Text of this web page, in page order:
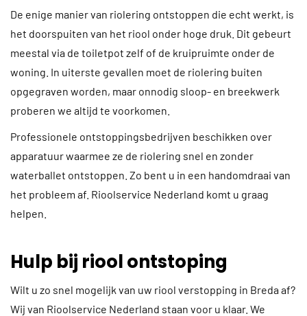
De enige manier van riolering ontstoppen die echt werkt, is
het doorspuiten van het riool onder hoge druk. Dit gebeurt
meestal via de toiletpot zelf of de kruipruimte onder de
woning. In uiterste gevallen moet de riolering buiten
opgegraven worden, maar onnodig sloop- en breekwerk
proberen we altijd te voorkomen.
Professionele ontstoppingsbedrijven beschikken over
apparatuur waarmee ze de riolering snel en zonder
waterballet ontstoppen. Zo bent u in een handomdraai van
het probleem af. Rioolservice Nederland komt u graag
helpen.
Hulp bij riool ontstoping
Wilt u zo snel mogelijk van uw riool verstopping in Breda af?
Wij van Rioolservice Nederland staan voor u klaar. We